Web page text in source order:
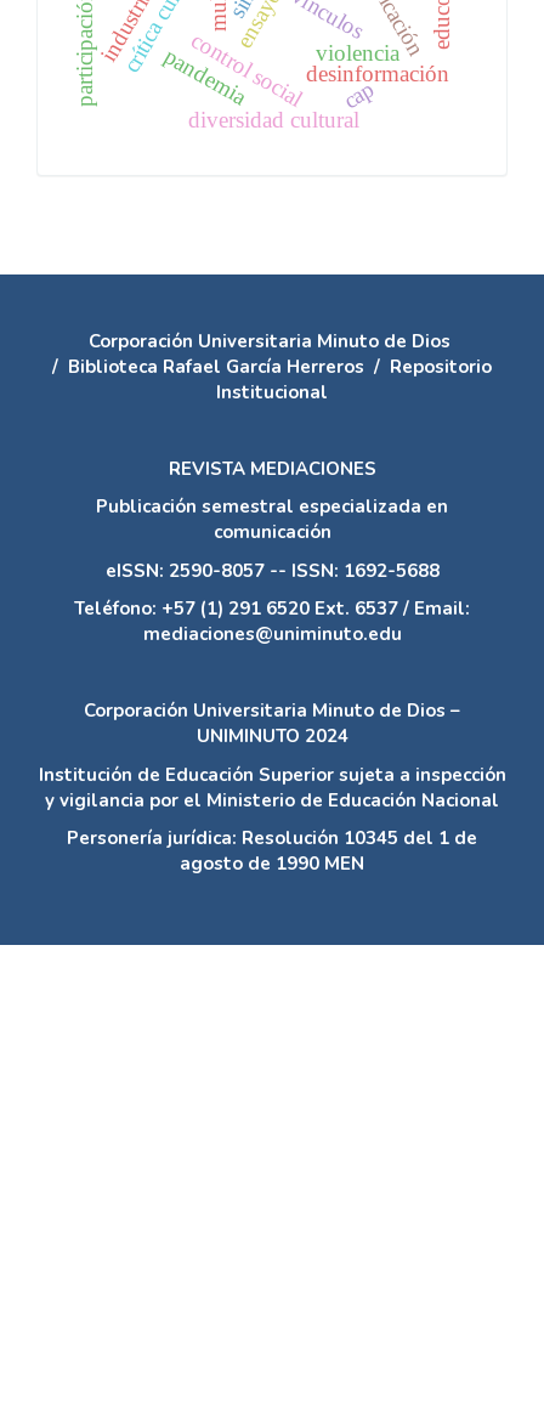
control social
diversidad cultural
vínculos
pandemia desinformación
violencia
cap
Corporación Universitaria Minuto de Dios
/ Biblioteca Rafael García Herreros / Repositorio
Institucional
REVISTA MEDIACIONES
Publicación semestral especializada en
comunicación
eISSN: 2590-8057 -- ISSN: 1692-5688
Teléfono: +57 (1) 291 6520 Ext. 6537 / Email:
mediaciones@uniminuto.edu
Corporación Universitaria Minuto de Dios –
UNIMINUTO 2024
Institución de Educación Superior sujeta a inspección
y vigilancia por el Ministerio de Educación Nacional
Personería jurídica: Resolución 10345 del 1 de
agosto de 1990 MEN